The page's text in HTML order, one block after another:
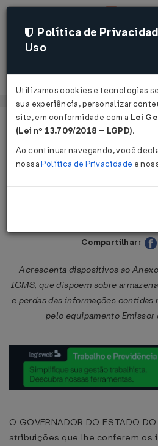
Página Inicial Legislações
Decreto nº 24.036
Publicado no DOE -
Compartilhar:
Acrescenta dispositivos ao
ICMS, que dispõem sobre
e perdas das informações
pelo equipamento Emissor
O GOVERNADOR DO ESTADO
atribuições que lhe conferem
Política de
Uso
Utilizamos cookies e tecnologias
sua experiência, personalizar
site, em conformidade com a Lei
(Lei nº 13.709/2018 – LGPD).
Ao continuar navegando, você
nossaPolítica de Privacidade e